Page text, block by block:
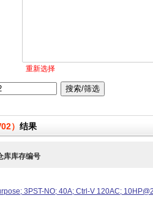
重新选择
） 结果
库库存编号
3PST-NO; 40A; Ctrl-V 120AC;